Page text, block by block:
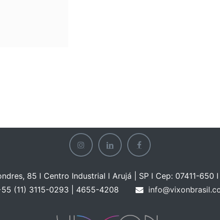
85 l Centro Industrial l Arujá | SP l Cep: 07411-650 l
(11) 3115-0293 | 4655-4208